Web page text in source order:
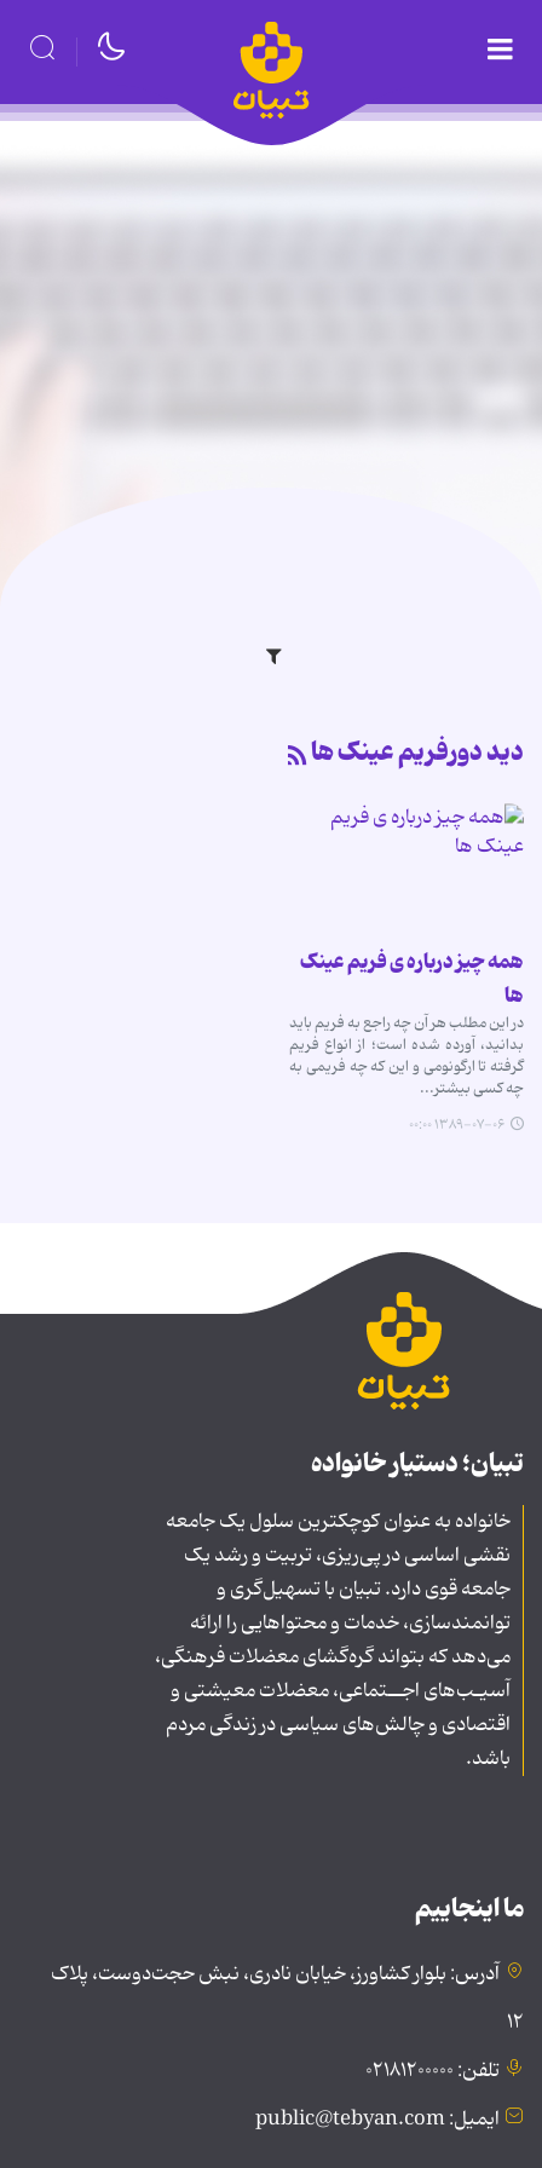
دید دورفریم عینک ها
همه چیز درباره ی فریم عینک
ها
در این مطلب هر آن چه راجع به فریم باید
بدانید، آورده شده است؛ از انواع فریم
گرفته تا ارگونومی و این که چه فریمی به
چه کسی بیشتر...
۱۳۸۹-۰۷-۰۶ ۰۰:۰۰
تبیان؛ دستیار خانواده
خانواده به عنوان کوچکترین سلول یک جامعه
نقشی اساسی در پی‌ریزی، تربیت و رشد یک
جامعه قوی دارد. تبیان با تسهیل‌گری و
توانمندسازی، خدمات و محتواهایی را ارائه
می‌دهد که بتواند گره‌گشای معضلات فرهنگی،
آسیـب‌های اجــتماعی، معضلات معیشتی و
اقتصادی و چالش‌های سیاسی در زندگی مردم
باشد.
ما اینجاییم
آدرس: بلوار کشاورز، خیابان نادری، نبش حجت‌دوست، پلاک
۱۲
تلفن: ۰۲۱۸۱۲۰۰۰۰۰
ایمیل: public@tebyan.com